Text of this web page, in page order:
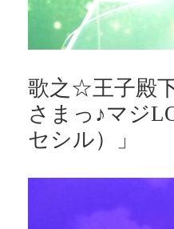
歌之☆王子殿
さまっ♪マジ
セシル）」